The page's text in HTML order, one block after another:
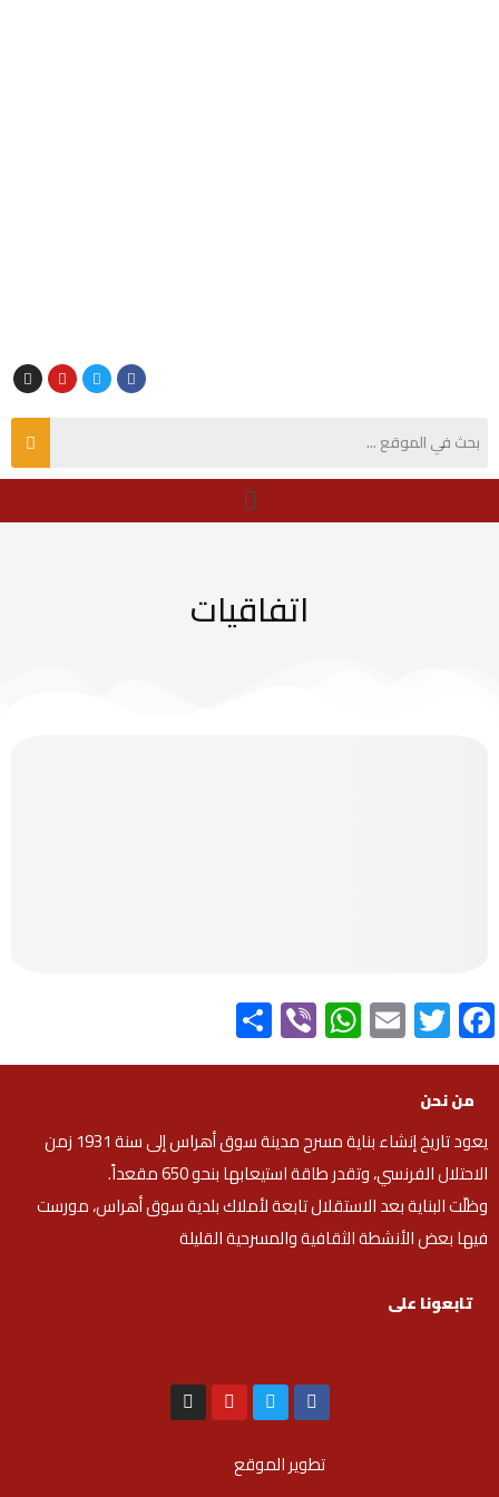
اتفاقيات
Facebook
Twitter
Email
WhatsApp
Viber
من نحن
يعود تاريخ إنشاء بناية مسرح مدينة سوق أهراس إلى سنة 1931 زمن
الاحتلال الفرنسي، وتقدر طاقة استيعابها بنحو 650 مقعداً.
وظلّت البناية بعد الاستقلال تابعة لأملاك بلدية سوق أهراس، مورست
فيها بعض الأنشطة الثقافية والمسرحية القليلة
تابعونا على
تطوير الموقع